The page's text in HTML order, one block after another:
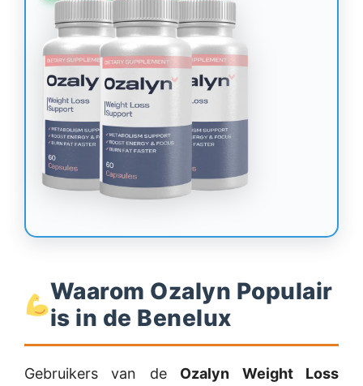
Waarom Ozalyn Populair
is in de Benelux
Gebruikers van de Ozalyn Weight Loss